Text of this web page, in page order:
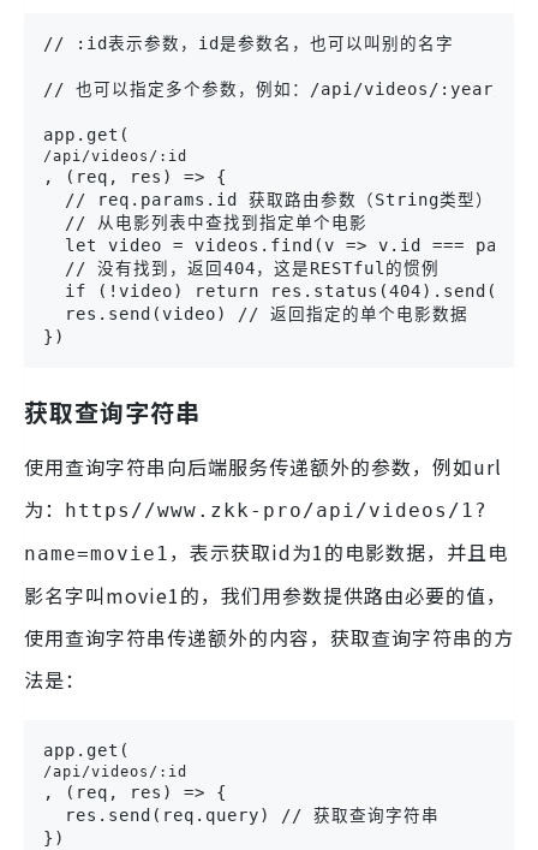
// :id表示参数，id是参数名，也可以叫别的名字
// 也可以指定多个参数，例如：/api/videos/:year/
app.get(
/api/videos/:id
, (req, res) => {
  // req.params.id 获取路由参数（String类型）
  // 从电影列表中查找到指定单个电影
let video = videos.find(v => v.id ===
  // 没有找到，返回404，这是RESTful的惯例
if (!video) return res.status(404).send('no
  res.send(video) // 返回指定的单个电影数据
})
获取查询字符串
使用查询字符串向后端服务传递额外的参数，例如url
为：
https//www.zkk-pro/api/videos/1?
name=movie1 ，表示获取id为1的电影数据，并且电
影名字叫movie1的，我们用参数提供路由必要的值，
使用查询字符串传递额外的内容，获取查询字符串的方
法是：
app.get(
/api/videos/:id
, (req, res) => {
  res.send(req.query) // 获取查询字符串
})